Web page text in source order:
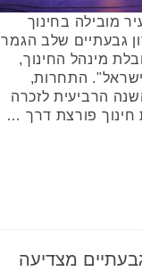
מובילה בחינוך
גבעתיים שלב הגמר
מינהל החינוך,
ישראל". התחרות,
הרביעית לזכרה
חינוך פורצת דרך …
מצדיעה